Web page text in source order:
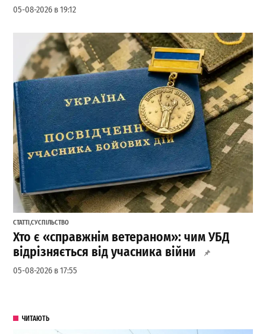
05-08-2026 в 19:12
СТАТТІ,СУСПІЛЬСТВО
Хто є «справжнім ветераном»: чим УБД
відрізняється від учасника війни
05-08-2026 в 17:55
ЧИТАЮТЬ